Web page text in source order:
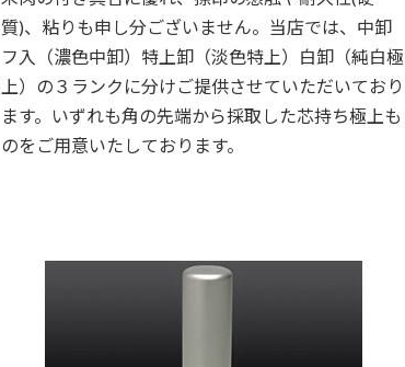
質)、粘りも申し分ございません。当店では、中卸
フ入（濃色中卸）特上卸（淡色特上）白卸（純白極
上）の３ランクに分けご提供させていただいており
ます。いずれも角の先端から採取した芯持ち極上も
のをご用意いたしております。